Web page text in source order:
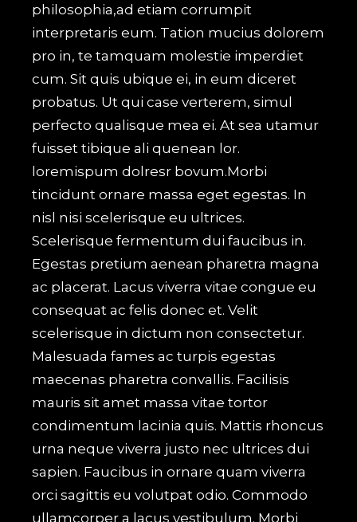
philosophia,ad etiam corrumpit
interpretaris eum. Tation mucius dolorem
pro in, te tamquam molestie imperdiet
cum. Sit quis ubique ei, in eum diceret
probatus. Ut qui case verterem, simul
perfecto qualisque mea ei. At sea utamur
fuisset tibique ali quenean lor.
loremispum dolresr bovum.Morbi
tincidunt ornare massa eget egestas. In
nisl nisi scelerisque eu ultrices.
Scelerisque fermentum dui faucibus in.
Egestas pretium aenean pharetra magna
ac placerat. Lacus viverra vitae congue eu
consequat ac felis donec et. Velit
scelerisque in dictum non consectetur.
Malesuada fames ac turpis egestas
maecenas pharetra convallis. Facilisis
mauris sit amet massa vitae tortor
condimentum lacinia quis. Mattis rhoncus
urna neque viverra justo nec ultrices dui
sapien. Faucibus in ornare quam viverra
orci sagittis eu volutpat odio. Commodo
ullamcorper a lacus vestibulum. Morbi